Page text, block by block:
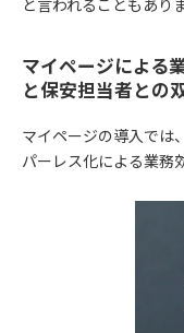
マイページによる
と保安担当者との
マイページの導入では
パーレス化による業務